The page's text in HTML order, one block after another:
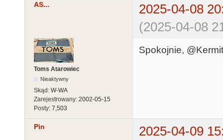
AS...
2025-04-08
(2025-04-08
Toms Atarowiec
Nieaktywny
Skąd: W-WA
Zarejestrowany: 2002-05-15
Posty: 7,503
Spokojnie,
Pin 2025-04-09